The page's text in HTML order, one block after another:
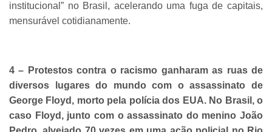
institucional” no Brasil, acelerando uma fuga de capitais,
mensurável cotidianamente.
4 – Protestos contra o racismo ganharam as ruas de
diversos lugares do mundo com o assassinato de
George Floyd, morto pela polícia dos EUA. No Brasil, o
caso Floyd, junto com o assassinato do menino João